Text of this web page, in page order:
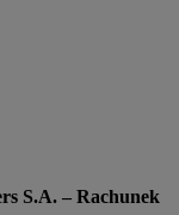
S.A. – Rachunek